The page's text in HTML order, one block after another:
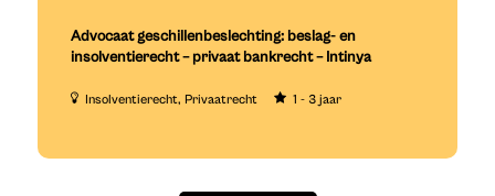
Advocaat geschillenbeslechting: beslag- en
insolventierecht – privaat bankrecht – Intinya
Insolventierecht Privaatrecht 1 - 3 jaar